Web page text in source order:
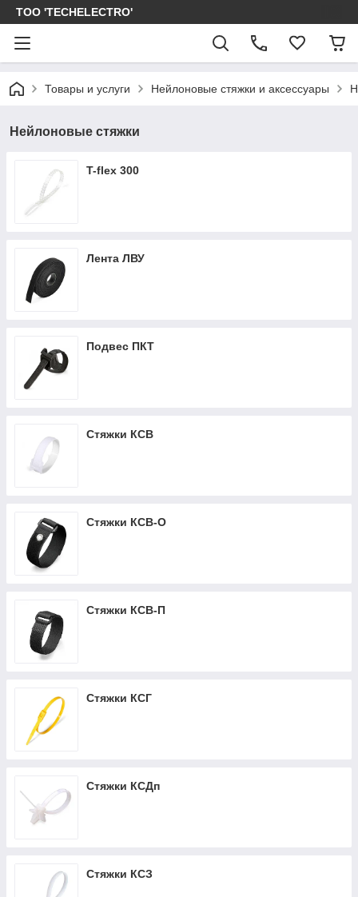
ТОО 'TECHELECTRO'
Товары и услуги Нейлоновые стяжки и аксессуары
Нейлоновые стяжки
T-flex 300
Лента ЛВУ
Подвес ПКТ
Стяжки КСВ
Стяжки КСВ-О
Стяжки КСВ-П
Стяжки КСГ
Стяжки КСДп
Стяжки КСЗ